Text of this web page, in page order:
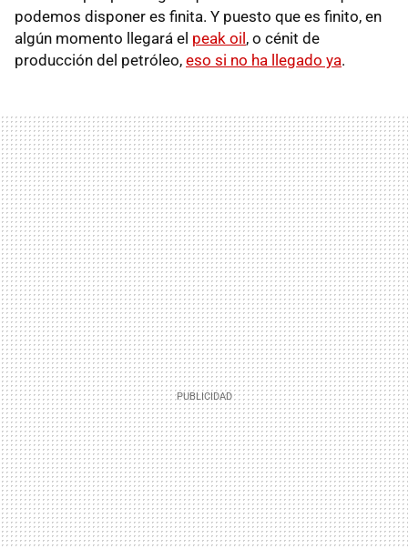
podemos disponer es finita. Y puesto que es finito, en
algún momento llegará el peak oil, o cénit de
producción del petróleo, eso si no ha llegado ya.